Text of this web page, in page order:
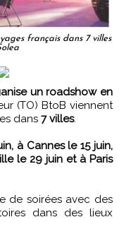
français dans 7 villes
un roadshow en
(TO) BtoB viennent
dans 7 villes.
à Cannes le 15 juin,
le 29 juin et à Paris
de soirées avec des
dans des lieux